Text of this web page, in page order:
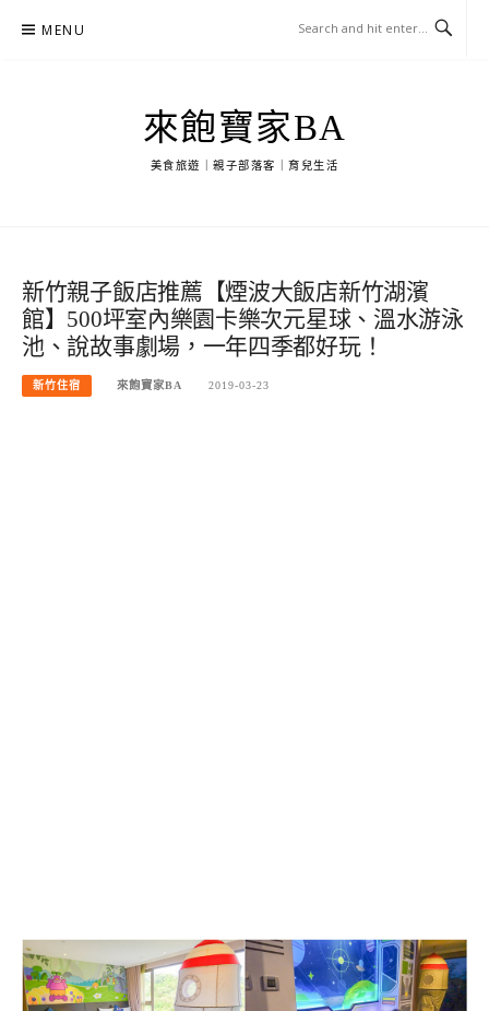
MENU
來飽寶家BA
美食旅遊｜親子部落客｜育兒生活
新竹親子飯店推薦【煙波大飯店新竹湖濱
館】500坪室內樂園卡樂次元星球、溫水游泳
池、說故事劇場，一年四季都好玩！
新竹住宿 來飽寶家BA 2019-03-23